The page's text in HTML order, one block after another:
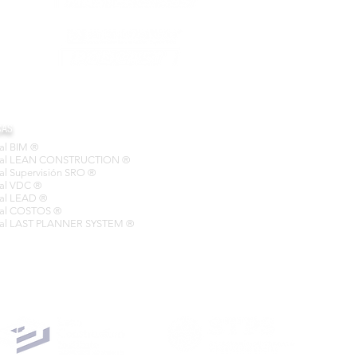
BIM ®
LEAN CONSTRUCTION ®
Supervisión SRO ®
VDC ®
LEAD ®
COSTOS ®
LAST PLANNER SYSTEM ®